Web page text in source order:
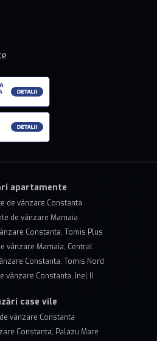
apartamente
de vânzare Constanta
de vânzare Mamaia
Constanta, Tomis Plus
vânzare Mamaia, Central
Constanta, Tomis Nord
vânzare Constanta, Inel II
case vile
vânzare Constanta
Constanta, Palazu Mare